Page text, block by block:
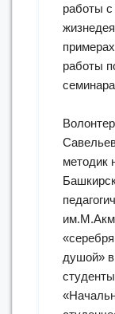
работы
работы
методик
душой»